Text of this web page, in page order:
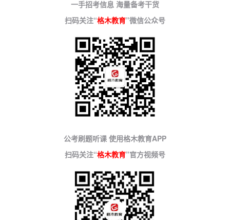
一手招考信息 海量备考干货
扫码关注“格木教育”微信公众号
公考刷题听课 使用格木教育APP
扫码关注“格木教育”官方视频号